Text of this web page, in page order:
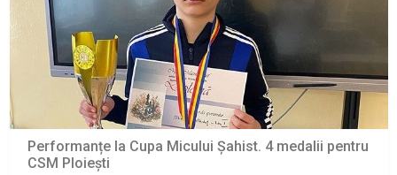
Performanțe la Cupa Micului Șahist. 4 medalii pentru
CSM Ploiești